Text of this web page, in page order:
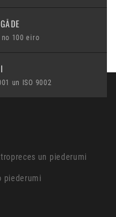
100 eiro
un ISO 9002
un piederumi
piederumi